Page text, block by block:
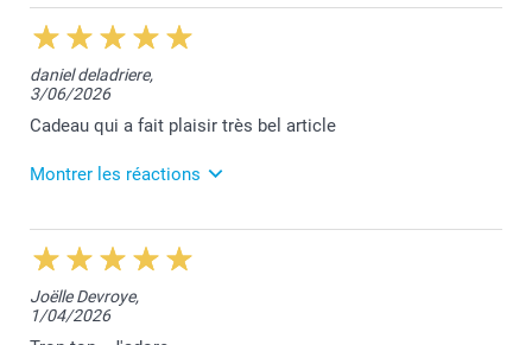
22/06/2026
12:30
Bonjour Jean,
Nous sommes très heureux de vous savoir satisfaite
de votre mug. Merci beaucoup!
Bien à vous,
Lucie@smartphoto
daniel deladriere,
3/06/2026
Cadeau qui a fait plaisir très bel article
Montrer les réactions
22/06/2026
12:51
Merci pour votre belle évaluation, Daniel!
Bien à vous,
Joëlle Devroye,
1/04/2026